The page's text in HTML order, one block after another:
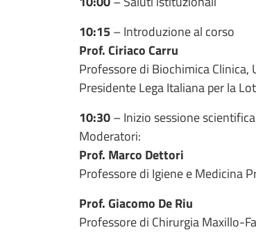
10:15– Introduzione al corso
Prof. Ciriaco Carru
Professore di Biochimica Clinica,
Presidente Lega Italiana per la
10:30– Inizio sessione scientifica
Moderatori:
Prof. Marco Dettori
Professore di Igiene e Medicina
Prof. Giacomo De Riu
Professore di Chirurgia Maxillo-